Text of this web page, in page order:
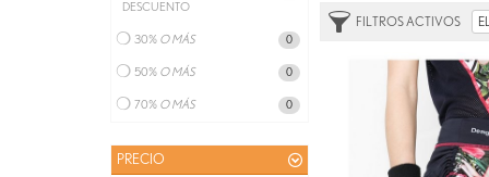
DESCUENTO
0
30% O MÁS
0
50% O MÁS
0
70% O MÁS
PRECIO
FILTROS ACTIVOS